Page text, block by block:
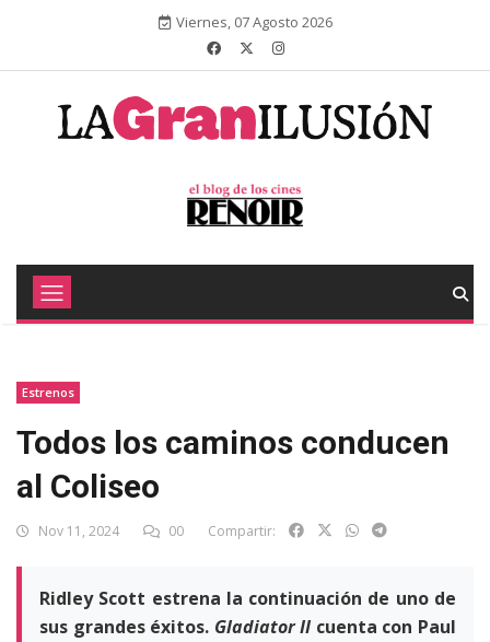
Viernes, 07 Agosto 2026
Estrenos
Todos los caminos conducen
al Coliseo
Nov 11, 2024 00 Compartir:
Ridley Scott estrena la continuación de uno de
sus grandes éxitos. Gladiator IIcuenta con Paul